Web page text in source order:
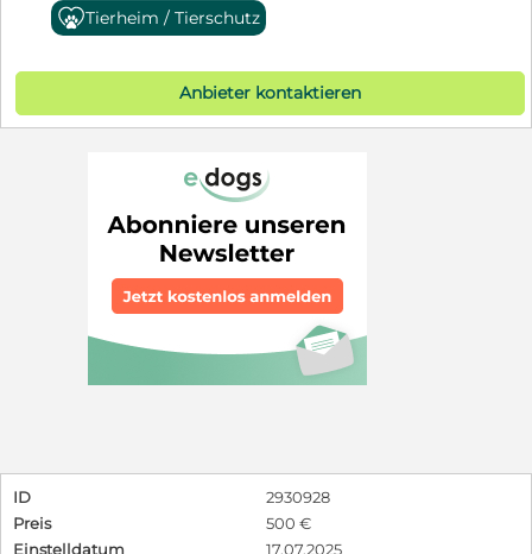
Tierheim / Tierschutz
Anbieter kontaktieren
ID
2930928
Preis
500 €
Einstelldatum
17.07.2025